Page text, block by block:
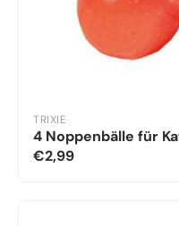
TRIXIE
4 Noppenbälle für
€2,99